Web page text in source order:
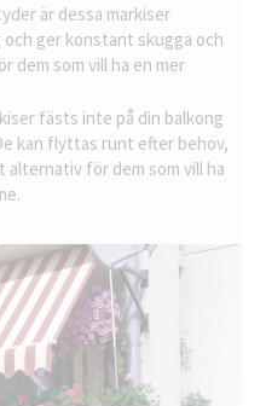
är dessa markiser
ger konstant skugga och
dem som vill ha en mer
fästs inte på din balkong
kan flyttas runt efter behov,
för dem som vill ha